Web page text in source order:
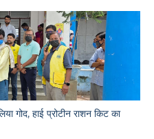
गोद, हाई प्रोटीन राशन किट का